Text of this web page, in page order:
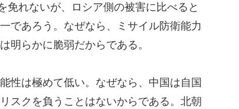
免れないが、ロシア側の被害に比べると
であろう。なぜなら、ミサイル防衛能力
明らかに脆弱だからである。
性は極めて低い。なぜなら、中国は自国
スクを負うことはないからである。北朝